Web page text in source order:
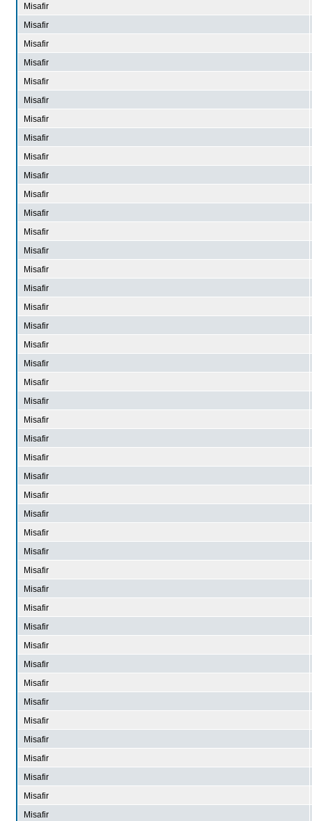
Misafir
Misafir
Misafir
Misafir
Misafir
Misafir
Misafir
Misafir
Misafir
Misafir
Misafir
Misafir
Misafir
Misafir
Misafir
Misafir
Misafir
Misafir
Misafir
Misafir
Misafir
Misafir
Misafir
Misafir
Misafir
Misafir
Misafir
Misafir
Misafir
Misafir
Misafir
Misafir
Misafir
Misafir
Misafir
Misafir
Misafir
Misafir
Misafir
Misafir
Misafir
Misafir
Misafir
Misafir